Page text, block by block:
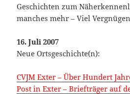
Geschichten zum
manches mehr – Viel
16. Juli 2007
Neue Ortsgeschichte(n):
CVJM Exter – Über Hundert
Post in Exter – Briefträger auf